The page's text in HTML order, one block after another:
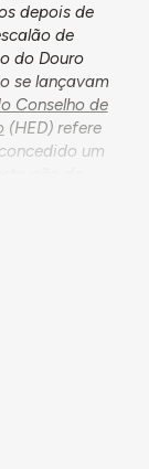
depois de
de
do Douro
se lançavam
Conselho de
(HED) refere
um
reforço de
prazo de
de
novos